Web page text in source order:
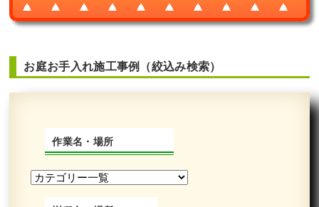
お庭お手入れ施工事例（絞込み検索）
作業名・場所